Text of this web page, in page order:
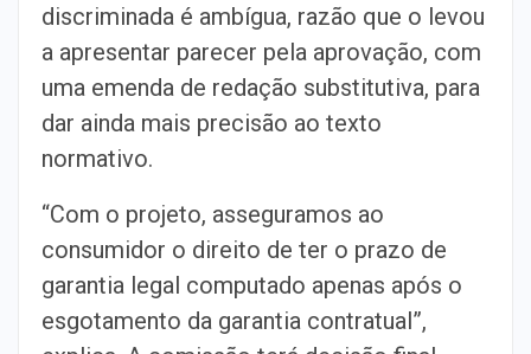
discriminada é ambígua, razão que o levou
a apresentar parecer pela aprovação, com
uma emenda de redação substitutiva, para
dar ainda mais precisão ao texto
normativo.
“Com o projeto, asseguramos ao
consumidor o direito de ter o prazo de
garantia legal computado apenas após o
esgotamento da garantia contratual”,